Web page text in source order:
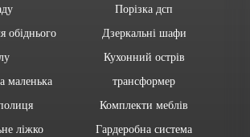
обіднього
маленька
ліжко
Порізка дсп
Дзеркальні шафи
Кухонний острів
трансформер
Комплекти меблів
Гардеробна система